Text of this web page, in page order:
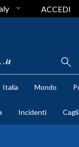
ACCEDI
Italia Mondo
Incidenti